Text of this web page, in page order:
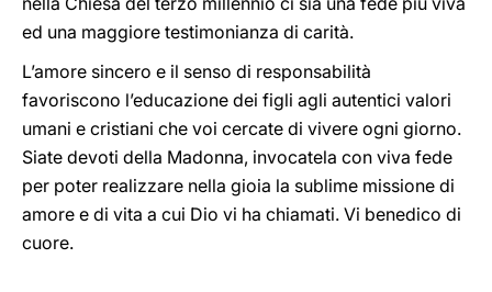
ed una maggiore testimonianza di carità.
L’amore sincero e il senso di responsabilità
favoriscono l’educazione dei figli agli autentici valori
umani e cristiani che voi cercate di vivere ogni giorno.
Siate devoti della Madonna, invocatela con viva fede
per poter realizzare nella gioia la sublime missione di
amore e di vita a cui Dio vi ha chiamati. Vi benedico di
cuore.